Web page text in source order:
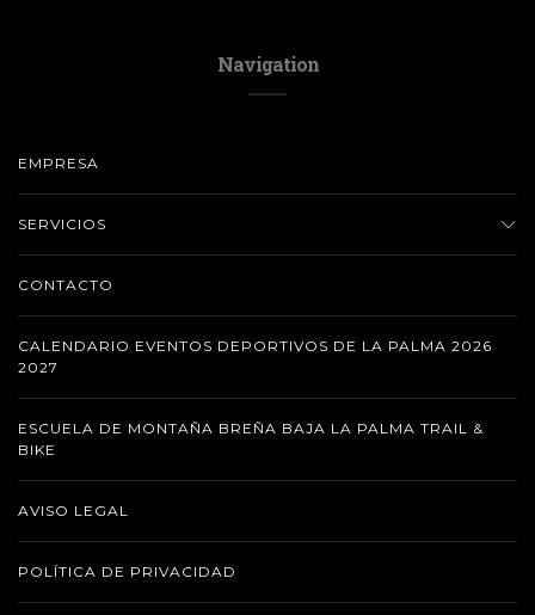
Navigation
EMPRESA
SERVICIOS
CONTACTO
CALENDARIO EVENTOS DEPORTIVOS DE LA PALMA 2026
2027
ESCUELA DE MONTAÑA BREÑA BAJA LA PALMA TRAIL &
BIKE
AVISO LEGAL
POLÍTICA DE PRIVACIDAD